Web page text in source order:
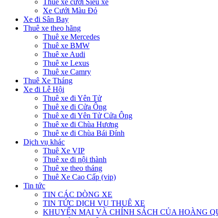
Thuê xe cưới Siêu xe
Xe Cưới Màu Đỏ
Xe đi Sân Bay
Thuê xe theo hãng
Thuê xe Mercedes
Thuê xe BMW
Thuê xe Audi
Thuê xe Lexus
Thuê xe Camry
Thuê Xe Tháng
Xe đi Lễ Hội
Thuê xe đi Yên Tử
Thuê xe đi Cửa Ông
Thuê xe đi Yên Tử Cửa Ông
Thuê xe đi Chùa Hương
Thuê xe đi Chùa Bái Đính
Dịch vụ khác
Thuê Xe VIP
Thuê xe đi nội thành
Thuê xe theo tháng
Thuê Xe Cao Cấp (vip)
Tin tức
TIN CÁC DÒNG XE
TIN TỨC DỊCH VỤ THUÊ XE
KHUYẾN MẠI VÀ CHÍNH SÁCH CỦA HOÀNG